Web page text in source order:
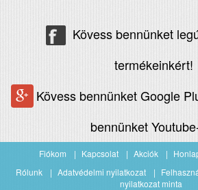
Kövess bennünket
termékeinkért!
Kövess bennünket Google
bennünket
Fiókom Kapcsolat Akciók
Rólunk
Adatvédelmi nyilatkozat
nyilatkozat minta